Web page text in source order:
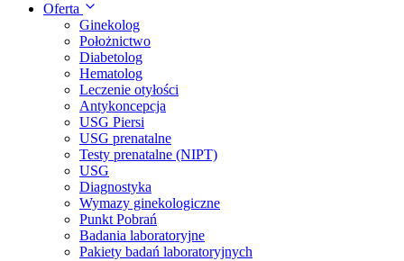
Oferta
Ginekolog
Położnictwo
Diabetolog
Hematolog
Leczenie otyłości
Antykoncepcja
USG Piersi
USG prenatalne
Testy prenatalne (NIPT)
USG
Diagnostyka
Wymazy ginekologiczne
Punkt Pobrań
Badania laboratoryjne
Pakiety badań laboratoryjnych